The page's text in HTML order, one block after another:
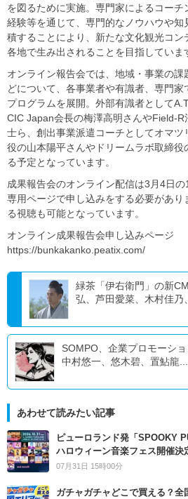
を図るために実施。専門家によるコーチ
経験等を通じて、専門的なノウハウや
積することにより、新たな文化観光コン
各地で生み出されることを目指していま
オンライン報告会では、地域・事業の
どについて、各事業者や有識者、専門家
プログラムを展開。外部有識者として
CIC Japan会長の梅澤高明さんやField-
士ら、創出事業派遣コーチとしてオマ
役の山本陽平さんやドリームラボ取締役
る予定となっています。
成果報告会のオンライン配信は3月4日
専用ページで申し込みをする必要があり
る視聴も可能となっています。
オンライン成果報告会申し込みページ
https://bunkakanko.peatix.com/
緑茶「伊右衛門」の新
弘、芦田愛菜、木村佳乃
SOMPO、企業プロモーシ
中村悠一、悠木碧、置鮎龍...
あわせて読みたい記事
ピューロランド発「SPOOKY
ハロウィーン音楽フェス開催決
07月31日 15時00分
ガチャガチャどこで買える？